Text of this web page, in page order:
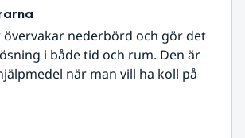
övervakar nederbörd och gör det
i både tid och rum. Den är
när man vill ha koll på